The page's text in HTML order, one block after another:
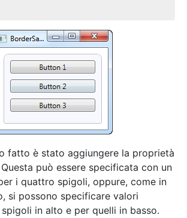
fatto è stato aggiungere la proprietà
Questa può essere specificata con un
i quattro spigoli, oppure, come in
si possono specificare valori
in alto e per quelli in basso.